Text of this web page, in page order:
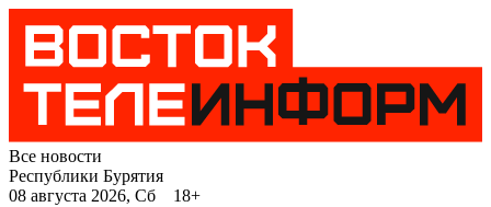
Все новости
Республики Бурятия
08 августа 2026, Сб 18+